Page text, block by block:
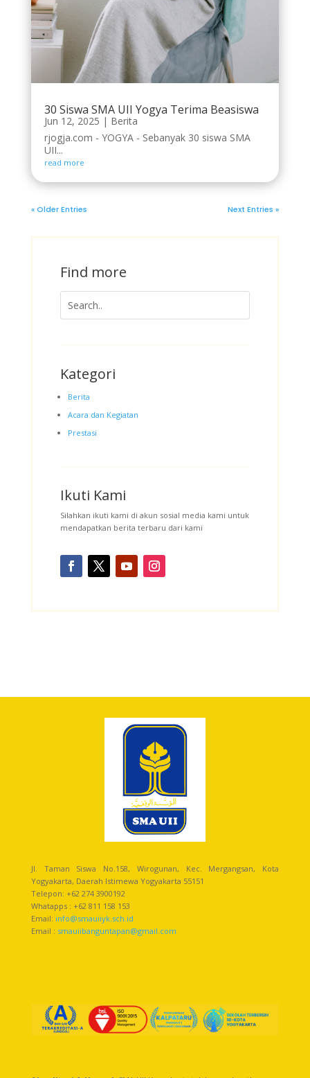
30 Siswa SMA UII Yogya Terima Beasiswa
Jun 12, 2025 | Berita
rjogja.com - YOGYA - Sebanyak 30 siswa SMA
UII...
read more
« Older Entries Next Entries »
Find more
Kategori
Berita
Acara dan Kegiatan
Prestasi
Ikuti Kami
Silahkan ikuti kami di akun sosial media kami untuk
mendapatkan berita terbaru dari kami
Jl. Taman Siswa No.158, Wirogunan, Kec. Mergangsan, Kota
Yogyakarta, Daerah Istimewa Yogyakarta 55151
Telepon: +62 274 3900192
Whatapps : +62 811 158 153
Email: info@smauiiyk.sch.id
Email : smauiibanguntapan@gmail.com